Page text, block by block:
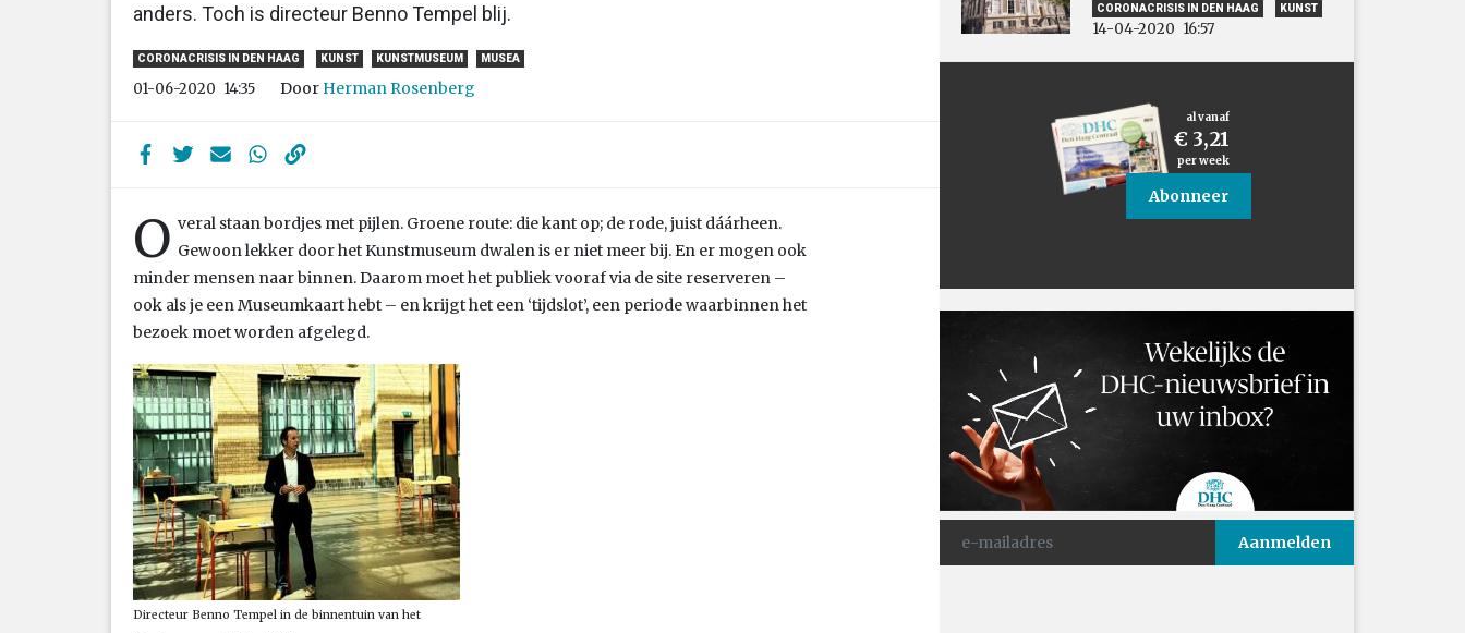
anders. Toch is directeur Benno Tempel blij.
CORONACRISIS IN DEN HAAG KUNST KUNSTMUSEUM MUSEA
01-06-2020 14:35 Door Herman Rosenberg
O veral staan bordjes met pijlen. Groene route: die kant op; de rode, juist dáárheen.
Gewoon lekker door het Kunstmuseum dwalen is er niet meer bij. En er mogen ook
minder mensen naar binnen. Daarom moet het publiek vooraf via de site reserveren –
ook als je een Museumkaart hebt – en krijgt het een ‘tijdslot’, een periode waarbinnen het
bezoek moet worden afgelegd.
Directeur Benno Tempel in de binnentuin van het
CORONACRISIS IN DEN HAAG KUNST
14-04-2020 16:57
al vanaf
€ 3,21
per week
Abonneer